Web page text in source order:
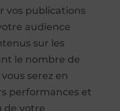
vos publications
audience
sur les
le nombre de
serez en
performances et
de votre